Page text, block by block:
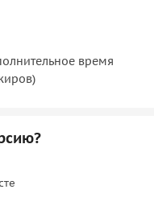
набережные
воды;
ажурные перила;
маршруту
время